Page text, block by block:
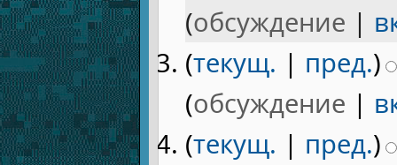
(обсуждение |
(текущ. | пред.)
(обсуждение |
(текущ. | пред.)